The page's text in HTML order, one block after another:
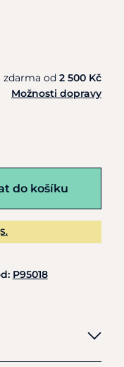
zdarma od 2 500 Kč
Možnosti dopravy
do košíku
P95018